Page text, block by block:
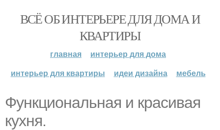
ВСЁ ОБ ИНТЕРЬЕРЕ ДЛЯ ДОМА И
КВАРТИРЫ
главная
интерьер для дома
интерьер для квартиры
идеи дизайна мебель
Функциональная и красивая
кухня.